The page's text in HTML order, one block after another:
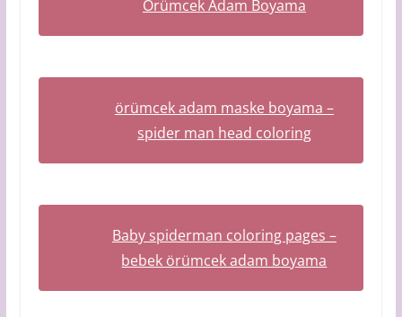
Örümcek Adam Boyama
örümcek adam maske boyama –
spider man head coloring
Baby spiderman coloring pages –
bebek örümcek adam boyama